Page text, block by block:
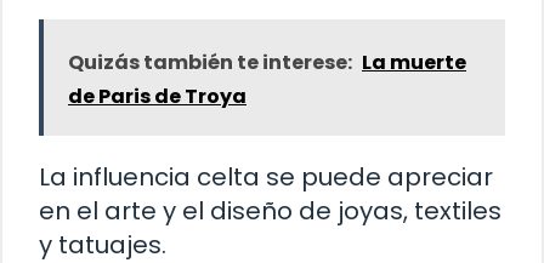
Quizás también te interese: La muerte
de Paris de Troya
La influencia celta se puede apreciar
en el arte y el diseño de joyas, textiles
y tatuajes.